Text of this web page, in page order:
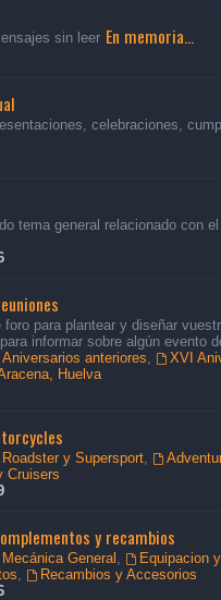
En memoria...
celebraciones,
tema general relacionado con
foro para plantear y diseñar
informar sobre algún evento
Aniversarios anteriores,
XVI
Huelva
Roadster y Supersport,
Cruisers
y recambios
Mecánica General ,
Equipacion y
,
Recambios y Accesorios